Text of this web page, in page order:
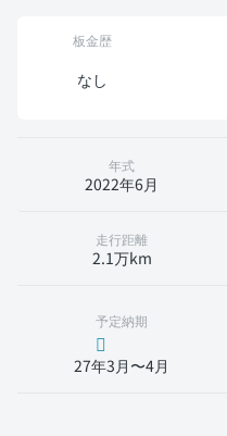
板金歴
なし
年式
2022年6月
走行距離
2.1万km
予定納期
27年3月〜4月